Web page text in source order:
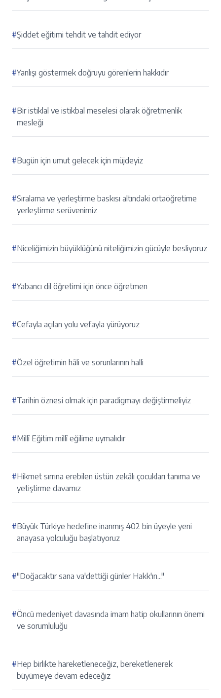
#Şiddet eğitimi tehdit ve tahdit ediyor
#Yanlışı göstermek doğruyu görenlerin hakkıdır
#Bir istiklal ve istikbal meselesi olarak öğretmenlik
mesleği
#Bugün için umut gelecek için müjdeyiz
#Sıralama ve yerleştirme baskısı altındaki ortaöğretime
yerleştirme serüvenimiz
#Niceliğimizin büyüklüğünü niteliğimizin gücüyle besliyoruz
#Yabancı dil öğretimi için önce öğretmen
#Cefayla açılan yolu vefayla yürüyoruz
#Özel öğretimin hâli ve sorunlarının halli
#Tarihin öznesi olmak için paradigmayı değiştirmeliyiz
#Millî Eğitim millî eğilime uymalıdır
#Hikmet sırrına erebilen üstün zekâlı çocukları tanıma ve
yetiştirme davamız
#Büyük Türkiye hedefine inanmış 402 bin üyeyle yeni
anayasa yolculuğu başlatıyoruz
#"Doğacaktır sana va'dettiği günler Hakk'ın..."
#Öncü medeniyet davasında imam hatip okullarının önemi
ve sorumluluğu
#Hep birlikte hareketleneceğiz, bereketlenerek
büyümeye devam edeceğiz